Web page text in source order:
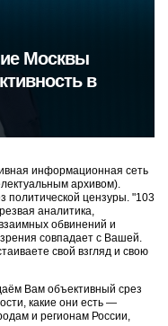
Москвы
в
информационная сеть
архивом).
политической цензуры. "103
аналитика,
обвинений и
совпадает с Вашей.
свой взгляд и свою
Вам объективный срез
какие они есть —
и регионам России,